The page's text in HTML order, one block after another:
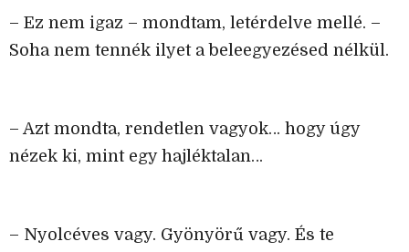
– Ez nem igaz – mondtam, letérdelve mellé. –
Soha nem tennék ilyet a beleegyezésed nélkül.
– Azt mondta, rendetlen vagyok… hogy úgy
nézek ki, mint egy hajléktalan…
– Nyolcéves vagy. Gyönyörű vagy. És te